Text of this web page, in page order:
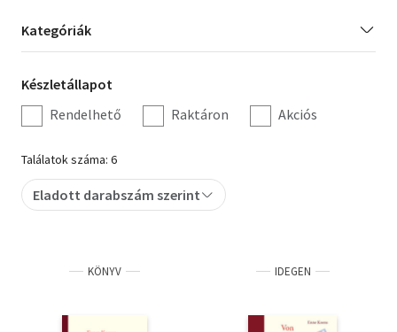
Hobbi, szabadidő
Irodalom
Művészet
Szakkönyv
Tankönyv, segédkönyv
Társadalomtudomány
Kategória
szűrés
Kategóriák
Készletállapot
szűrés
Készletállapot
Rendelhető
Raktáron Akciós
Találatok száma: 6
Eladott darabszám szerint
KÖNYV IDEGEN